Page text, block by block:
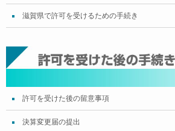
滋賀県で許可を受けるための手続き
許可を受けた後の留意事項
決算変更届の提出